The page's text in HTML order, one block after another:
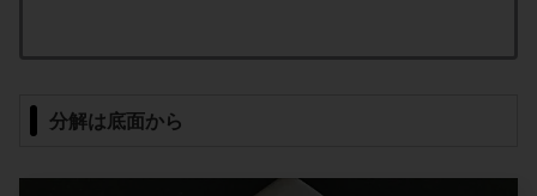
分解は底面から